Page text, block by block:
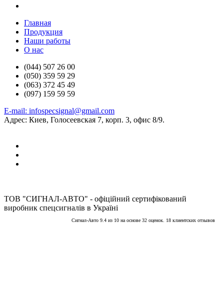
Главная
Продукция
Наши работы
О нас
(044) 507 26 00
(050) 359 59 29
(063) 372 45 49
(097) 159 59 59
E-mail: infospecsignal@gmail.com
Адрес: Киев, Голосеевская 7, корп. 3, офис 8/9.
ТОВ "СИГНАЛ-АВТО" - офіційний сертифікований
виробник спецсигналів в Україні
Сигнал-Авто 9.4 из 10 на основе 32 оценок. 18 клиентских отзывов